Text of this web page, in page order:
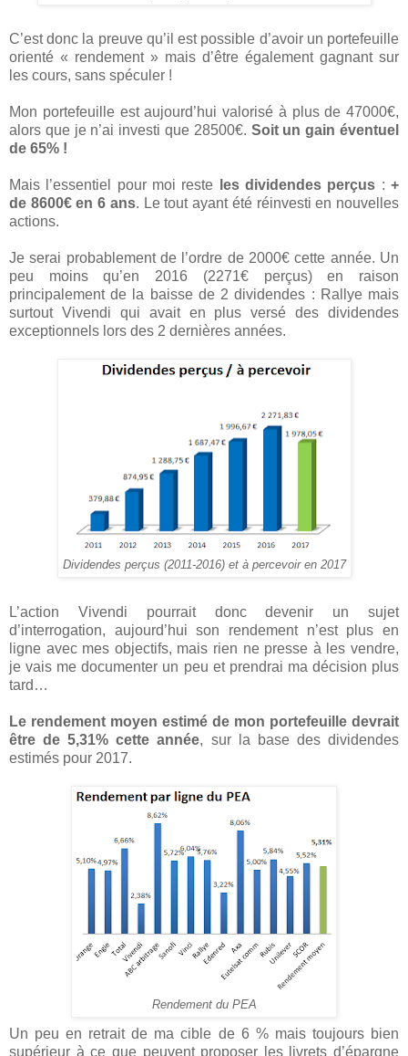
C’est donc la preuve qu’il est possible d’avoir un portefeuille
orienté « rendement » mais d’être également gagnant sur
les cours, sans spéculer !
Mon portefeuille est aujourd’hui valorisé à plus de 47000€,
alors que je n’ai investi que 28500€. Soit un gain éventuel
de 65% !
Mais l’essentiel pour moi reste les dividendes perçus :+
de 8600€ en 6 ans. Le tout ayant été réinvesti en nouvelles
actions.
Je serai probablement de l’ordre de 2000€ cette année. Un
peu moins qu’en 2016 (2271€ perçus) en raison
principalement de la baisse de 2 dividendes : Rallye mais
surtout Vivendi qui avait en plus versé des dividendes
exceptionnels lors des 2 dernières années.
Dividendes perçus (2011-2016) et à percevoir en 2017
L’action Vivendi pourrait donc devenir un sujet
d’interrogation, aujourd’hui son rendement n’est plus en
ligne avec mes objectifs, mais rien ne presse à les vendre,
je vais me documenter un peu et prendrai ma décision plus
tard…
Le rendement moyen estimé de mon portefeuille devrait
être de 5,31% cette année, sur la base des dividendes
estimés pour 2017.
Rendement du PEA
Un peu en retrait de ma cible de 6 % mais toujours bien
supérieur à ce que peuvent proposer les livrets d’épargne